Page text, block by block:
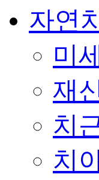
자연
미
재
치
치